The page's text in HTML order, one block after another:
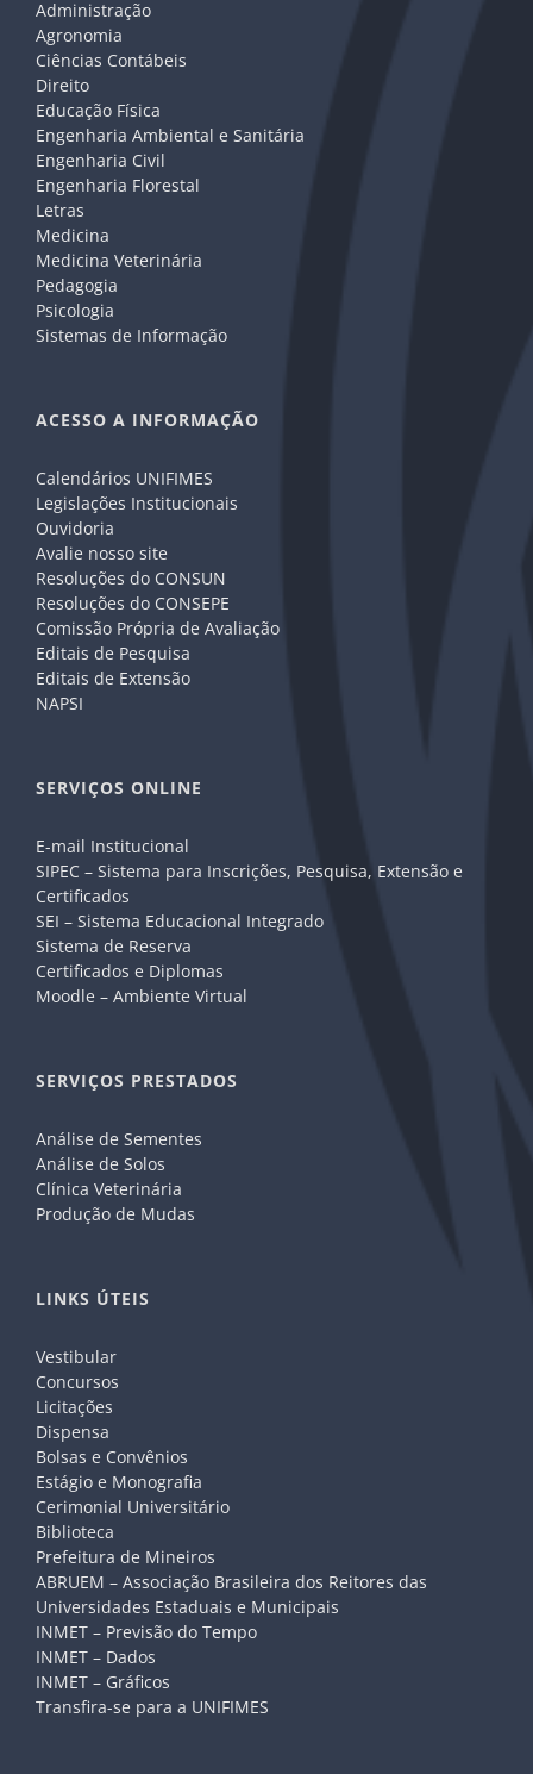
Administração
Agronomia
Ciências Contábeis
Direito
Educação Física
Engenharia Ambiental e Sanitária
Engenharia Civil
Engenharia Florestal
Letras
Medicina
Medicina Veterinária
Pedagogia
Psicologia
Sistemas de Informação
ACESSO A INFORMAÇÃO
Calendários UNIFIMES
Legislações Institucionais
Ouvidoria
Avalie nosso site
Resoluções do CONSUN
Resoluções do CONSEPE
Comissão Própria de Avaliação
Editais de Pesquisa
Editais de Extensão
NAPSI
SERVIÇOS ONLINE
E-mail Institucional
SIPEC – Sistema para Inscrições, Pesquisa, Extensão e
Certificados
SEI – Sistema Educacional Integrado
Sistema de Reserva
Certificados e Diplomas
Moodle – Ambiente Virtual
SERVIÇOS PRESTADOS
Análise de Sementes
Análise de Solos
Clínica Veterinária
Produção de Mudas
LINKS ÚTEIS
Vestibular
Concursos
Licitações
Dispensa
Bolsas e Convênios
Estágio e Monografia
Cerimonial Universitário
Biblioteca
Prefeitura de Mineiros
ABRUEM – Associação Brasileira dos Reitores das
Universidades Estaduais e Municipais
INMET – Previsão do Tempo
INMET – Dados
INMET – Gráficos
Transfira-se para a UNIFIMES